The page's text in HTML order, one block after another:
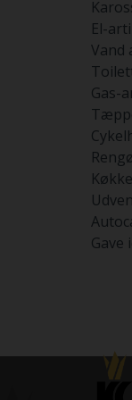
El-
Vand
Gas-
Gave